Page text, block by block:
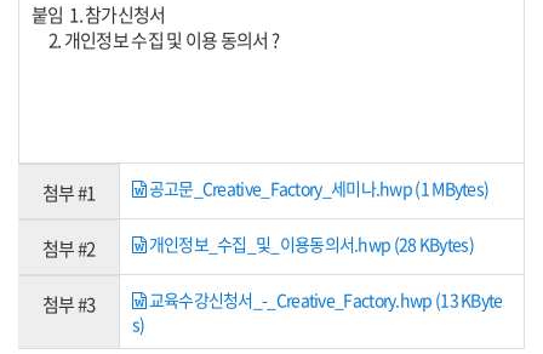
붙임 1. 참가신청서
2. 개인정보 수집 및 이용 동의서 ?
첨부 #1 공고문_Creative_Factory_세미나.hwp (1 MBytes)
첨부 #2 개인정보_수집_및_이용동의서.hwp (28 KBytes)
첨부 #3
교육수강신청서_-_Creative_Factory.hwp (13 KByte
s)